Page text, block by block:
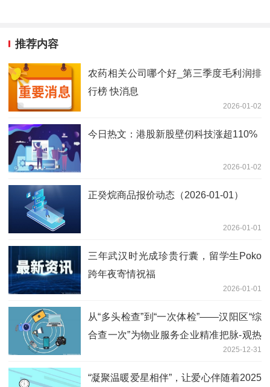
推荐内容
农药相关公司哪个好_第三季度毛利润排
行榜 快消息
2026-01-02
今日热文：港股新股壁仞科技涨超110%
2026-01-02
正癸烷商品报价动态（2026-01-01）
2026-01-01
三年武汉时光成珍贵行囊，留学生Poko
跨年夜寄情祝福
2026-01-01
从“多头检查”到“一次体检”——汉阳区“综
合查一次”为物业服务企业精准把脉-观热
2025-12-31
“凝聚温暖爱星相伴”，让爱心伴随着2025